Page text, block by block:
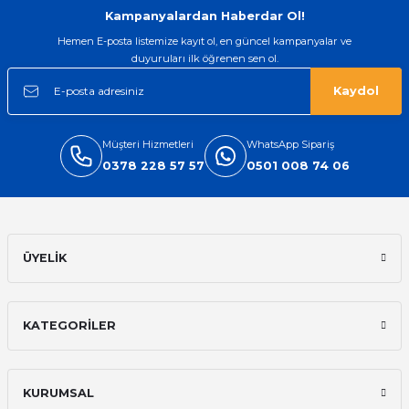
Ürün açıklamasında eksik bilgiler bulunuyor.
Ürün bilgilerinde hatalar bulunuyor.
Ürün fiyatı diğer sitelerden daha pahalı.
Bu ürüne benzer farklı alternatifler olmalı.
Kampanyalardan Haberdar Ol!
Hemen E-posta listemize kayıt ol, en güncel kampanyalar ve
duyuruları ilk öğrenen sen ol.
Kaydol
Müşteri Hizmetleri
0378 228 57 57
WhatsApp Sipariş
0501 008 74 06
ÜYELİK
KATEGORİLER
KURUMSAL